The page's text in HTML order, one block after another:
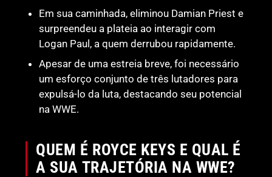
Em sua caminhada, eliminou Damian Priest e
surpreendeu a plateia ao interagir com
Logan Paul, a quem derrubou rapidamente.
Apesar de uma estreia breve, foi necessário
um esforço conjunto de três lutadores para
expulsá-lo da luta, destacando seu potencial
na WWE.
QUEM É ROYCE KEYS E QUAL É
A SUA TRAJETÓRIA NA WWE?